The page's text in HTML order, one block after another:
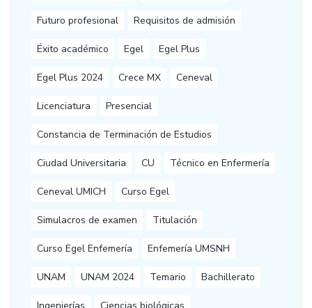
Futuro profesional Requisitos de admisión
Éxito académico Egel Egel Plus
Egel Plus 2024 Crece MX Ceneval
Licenciatura Presencial
Constancia de Terminación de Estudios
Ciudad Universitaria CU Técnico en Enfermería
Ceneval UMICH Curso Egel
Simulacros de examen Titulación
Curso Egel Enfemería Enfemería UMSNH
UNAM UNAM 2024 Temario Bachillerato